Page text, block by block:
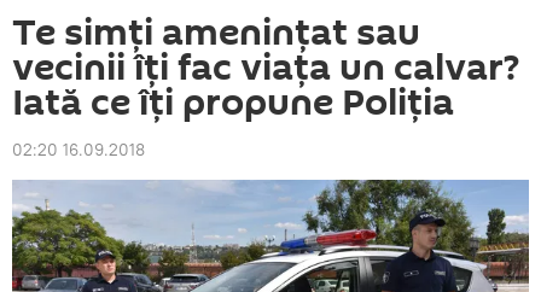
Te simți amenințat sau
vecinii îți fac viața un calvar?
Iată ce îți propune Poliția
02:20 16.09.2018